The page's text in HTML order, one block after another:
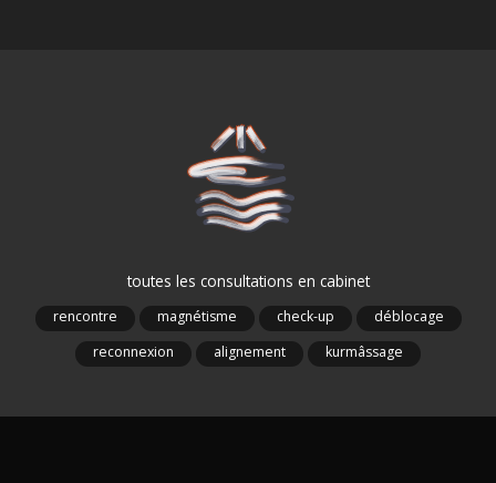
toutes les consultations en cabinet
rencontre magnétisme check-up
déblocage
reconnexion
alignement kurmâssage